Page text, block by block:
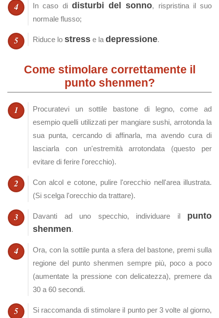
In caso di disturbi del sonno, rispristina il suo
normale flusso;
Riduce lo stress e la depressione.
Come stimolare correttamente il
punto shenmen?
Procuratevi un sottile bastone di legno, come ad
esempio quelli utilizzati per mangiare sushi, arrotonda la
sua punta, cercando di affinarla, ma avendo cura di
lasciarla con un'estremità arrotondata (questo per
evitare di ferire l'orecchio).
Con alcol e cotone, pulire l'orecchio nell'area illustrata.
(Si scelga l'orecchio da trattare).
Davanti ad uno specchio, individuare il punto
shenmen.
Ora, con la sottile punta a sfera del bastone, premi sulla
regione del punto shenmen sempre più, poco a poco
(aumentate la pressione con delicatezza), premere da
30 a 60 secondi.
Si raccomanda di stimolare il punto per 3 volte al giorno,